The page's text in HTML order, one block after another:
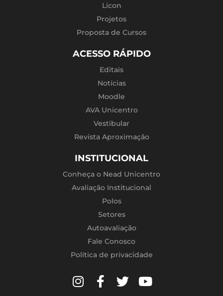
Licon
Projetos
Proposta de Cursos
ACESSO RÁPIDO
Editais
Notícias
Moodle
AVA Unicentro
Vestibular
Revista Aproximação
INSTITUCIONAL
Conheça o Nead Unicentro
Avaliação Institucional
Polos
Setores
Autoavaliação
Fale Conosco
Política de privacidade